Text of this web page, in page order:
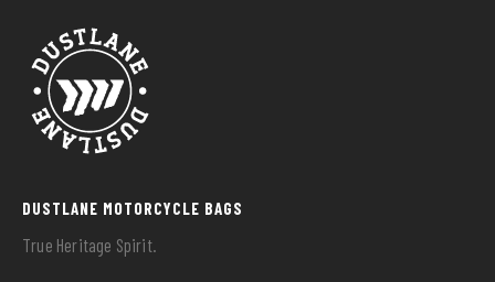
DUSTLANE MOTORCYCLE BAGS
True Heritage Spirit.